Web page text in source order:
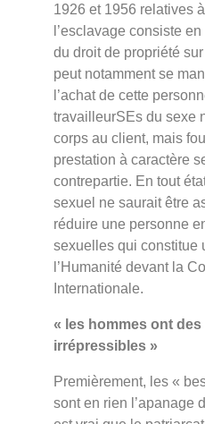
1926 et 1956 relatives
l’esclavage consiste
du droit de propriété
peut notamment se
l’achat de cette
travailleurSEs du sexe
corps au client, mais
prestation à caractère
contrepartie. En tout
sexuel ne saurait être
réduire une personne
sexuelles qui constitue
l’Humanité devant la
Internationale.
« les hommes ont
irrépressibles »
Premièrement, les «
sont en rien l’apanage